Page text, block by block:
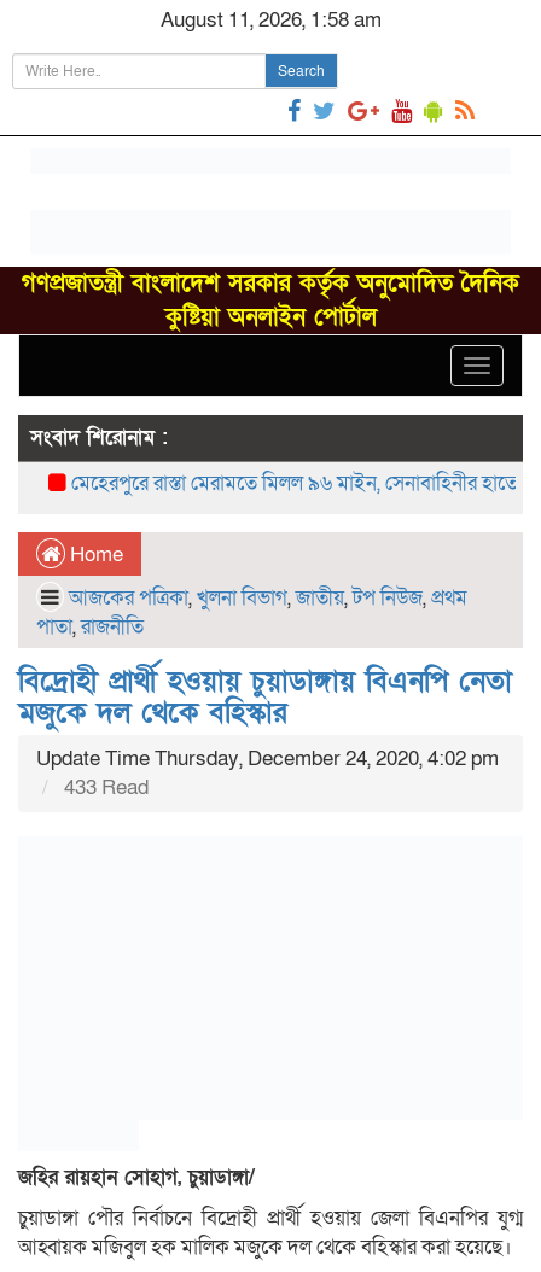
August 11, 2026, 1:58 am
Search
গণপ্রজাতন্ত্রী বাংলাদেশ সরকার কর্তৃক অনুমোদিত দৈনিক
কুষ্টিয়া অনলাইন পোর্টাল
Toggle
সংবাদ শিরোনাম :
মেহেরপুরে রাস্তা মেরামতে মিলল ৯৬ মাইন, সেনাবাহিনীর হাতে নিষ্ক্রিয়
Home
আজকের পত্রিকা,খুলনা বিভাগ,জাতীয়,টপ নিউজ,প্রথম
পাতা,রাজনীতি
বিদ্রোহী প্রার্থী হওয়ায় চুয়াডাঙ্গায় বিএনপি নেতা
মজুকে দল থেকে বহিস্কার
Update Time Thursday, December 24, 2020, 4:02 pm
433 Read
জহির রায়হান সোহাগ, চুয়াডাঙ্গা/
চুয়াডাঙ্গা পৌর নির্বাচনে বিদ্রোহী প্রার্থী হওয়ায় জেলা বিএনপির যুগ্ম
আহ্বায়ক মজিবুল হক মালিক মজুকে দল থেকে বহিস্কার করা হয়েছে।